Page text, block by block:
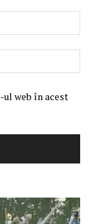
ul web în acest